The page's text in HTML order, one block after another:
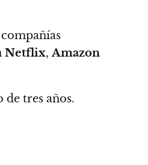
Netflix,Amazon
tres años.